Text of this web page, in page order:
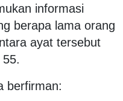
informasi
berapa lama orang
ayat tersebut
berfirman: